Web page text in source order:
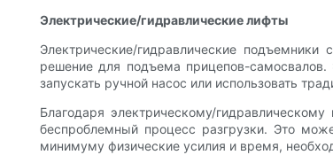
Электрические/гидравлические лифты
Электрические/гидравлические
решение для подъема прицепов-самосвалов.
запускать ручной насос или использовать
Благодаря электрическому/
беспроблемный процесс разгрузки. Это
минимуму физические усилия и время,